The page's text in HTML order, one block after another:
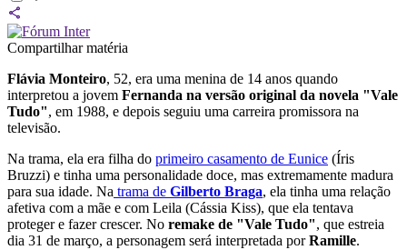
Compartilhar matéria
Flávia Monteiro, 52, era uma menina de 14 anos quando
interpretou a jovem Fernanda na versão original da novela "Vale
Tudo", em 1988, e depois seguiu uma carreira promissora na
televisão.
Na trama, ela era filha do primeiro casamento de Eunice (Íris
Bruzzi) e tinha uma personalidade doce, mas extremamente madura
para sua idade. Na trama de Gilberto Braga, ela tinha uma relação
afetiva com a mãe e com Leila (Cássia Kiss), que ela tentava
proteger e fazer crescer. No remake de "Vale Tudo", que estreia
dia 31 de março, a personagem será interpretada porRamille.